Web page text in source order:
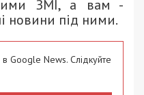
ЗМІ, а вам -
новини під ними.
Google News. Слідкуйте